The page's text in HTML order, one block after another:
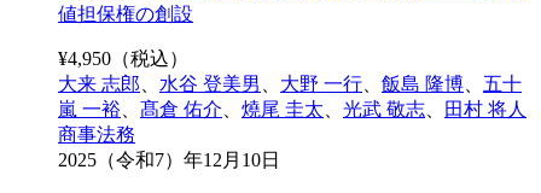
値担保権の創設
¥4,950 （税込）
大来 志郎
水谷 登美男 大野 一行 飯島 隆博
五十
嵐 一裕
髙倉 佑介 燒尾 圭太 光武 敬志
田村 将人
商事法務
2025（令和7）年12月10日